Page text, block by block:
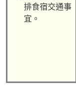
排食宿交通事
宜。